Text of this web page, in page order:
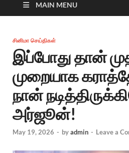
MAIN MENU
சினிமா செய்திகள்
இப்போது தான்
முறையாக
நான்
அர்ஜூன்!
May 19, 2026 - byadmin - Leave a